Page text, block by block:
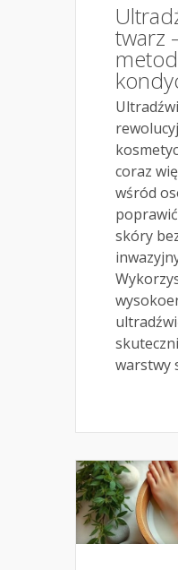
twarz
coraz
wśród
skóry
warstwy